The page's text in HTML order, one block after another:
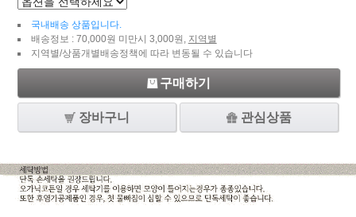
국내배송 상품입니다.
배송정보 : 70,000원 미만시 3,000원, 지역별
지역별/상품개별배송정책에 따라 변동될 수 있습니다
구매하기
장바구니 관심상품